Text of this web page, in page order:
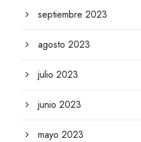
septiembre 2023
agosto 2023
julio 2023
junio 2023
mayo 2023